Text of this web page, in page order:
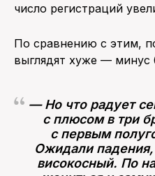
число регистраций
По сравнению с этим,
выглядят хуже — минус
— Но что радует
с плюсом в три
с первым
Ожидали
високосный. По